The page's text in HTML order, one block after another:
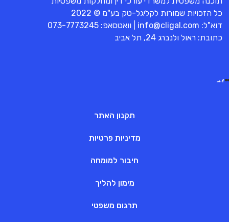
כל הזכויות שמורות לקליגל-טק בע"מ © 2022
דוא"ל: info@cligal.com | וואטסאפ: 073-7773245
כתובת: ראול ולנברג 24, תל אביב
תקנון האתר
מדיניות פרטיות
חיבור למומחה
מימון להליך
תרגום משפטי